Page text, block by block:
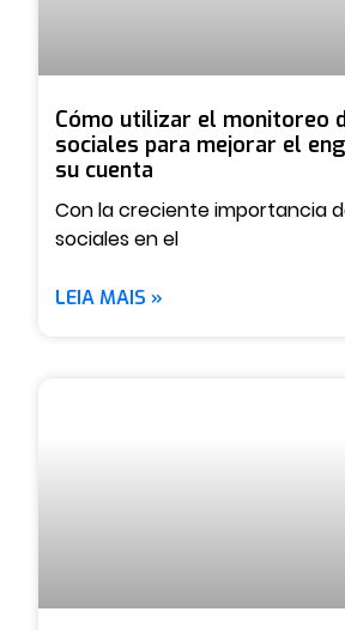
Cómo utilizar el monitoreo
sociales para mejorar el
su cuenta
Con la creciente importancia
sociales en el
LEIA MAIS »